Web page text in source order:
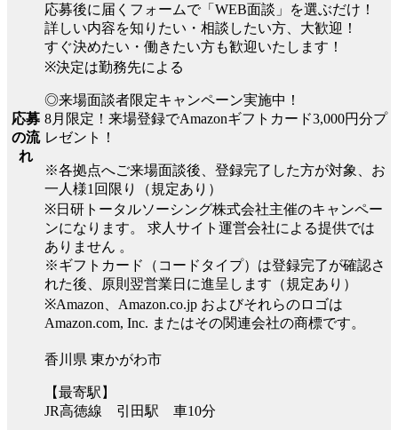
応募
の流
れ
応募後に届くフォームで「WEB面談」を選ぶだけ！
詳しい内容を知りたい・相談したい方、大歓迎！
すぐ決めたい・働きたい方も歓迎いたします！
※決定は勤務先による
◎来場面談者限定キャンペーン実施中！
8月限定！来場登録でAmazonギフトカード3,000円分プ
レゼント！
※各拠点へご来場面談後、登録完了した方が対象、お
一人様1回限り（規定あり）
※日研トータルソーシング株式会社主催のキャンペー
ンになります。 求人サイト運営会社による提供では
ありません 。
※ギフトカード（コードタイプ）は登録完了が確認さ
れた後、原則翌営業日に進呈します（規定あり）
※Amazon、Amazon.co.jp およびそれらのロゴは
Amazon.com, Inc. またはその関連会社の商標です。
香川県 東かがわ市
【最寄駅】
JR高徳線 引田駅 車10分